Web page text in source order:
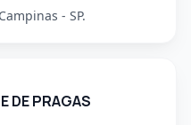
- SP.
DE PRAGAS